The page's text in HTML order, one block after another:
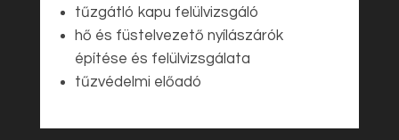
tűzgátló kapu felülvizsgáló
hő és füstelvezető nyílászárók
építése és felülvizsgálata
tűzvédelmi előadó